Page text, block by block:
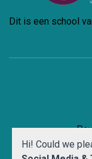
Dit is een school
Hi! Could we